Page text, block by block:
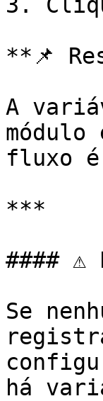
**📌
A
fluxo é
***
#### ⚠️
Se
há